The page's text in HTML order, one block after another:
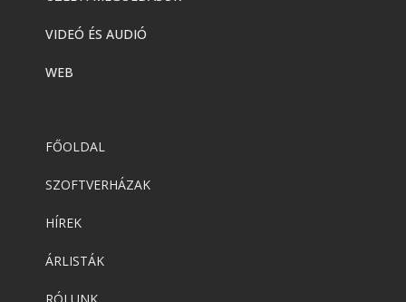
VIDEÓ ÉS AUDIÓ
WEB
FŐOLDAL
SZOFTVERHÁZAK
HÍREK
ÁRLISTÁK